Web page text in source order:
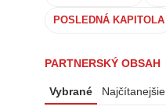
POSLEDNÁ KAPITOLA
PARTNERSKÝ OBSAH
Vybrané Najčítanejšie